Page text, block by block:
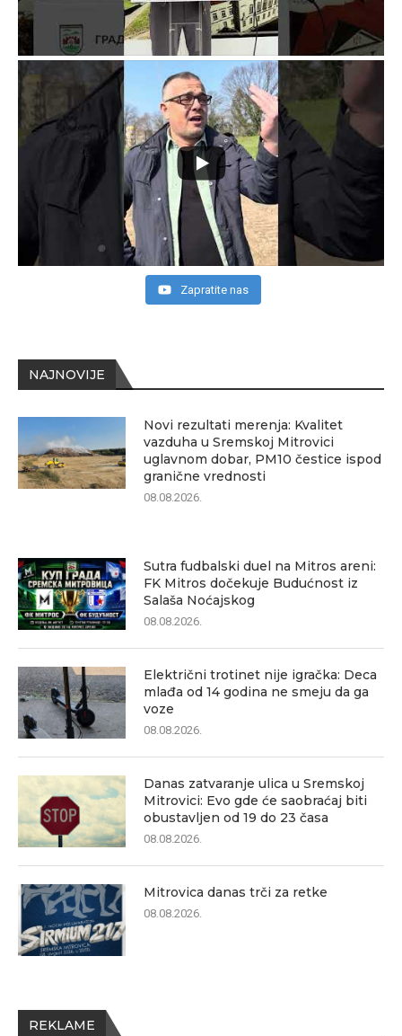
NAJNOVIJE
Novi rezultati merenja: Kvalitet
vazduha u Sremskoj Mitrovici
uglavnom dobar, PM10 čestice ispod
granične vrednosti
08.08.2026.
Sutra fudbalski duel na Mitros areni:
FK Mitros dočekuje Budućnost iz
Salaša Noćajskog
08.08.2026.
Električni trotinet nije igračka: Deca
mlađa od 14 godina ne smeju da ga
voze
08.08.2026.
Danas zatvaranje ulica u Sremskoj
Mitrovici: Evo gde će saobraćaj biti
obustavljen od 19 do 23 časa
08.08.2026.
Mitrovica danas trči za retke
08.08.2026.
REKLAME
Zapratite nas